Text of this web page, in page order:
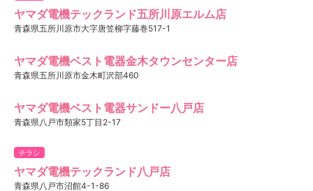
ヤマダ電機テックランド五所川原エルム店
青森県五所川原市大字唐笠柳字藤巻517-1
ヤマダ電機ベスト電器金木タウンセンター店
青森県五所川原市金木町沢部460
ヤマダ電機ベスト電器サンドー八戸店
青森県八戸市類家5丁目2-17
チラシ
ヤマダ電機テックランド八戸店
青森県八戸市沼館4-1-86